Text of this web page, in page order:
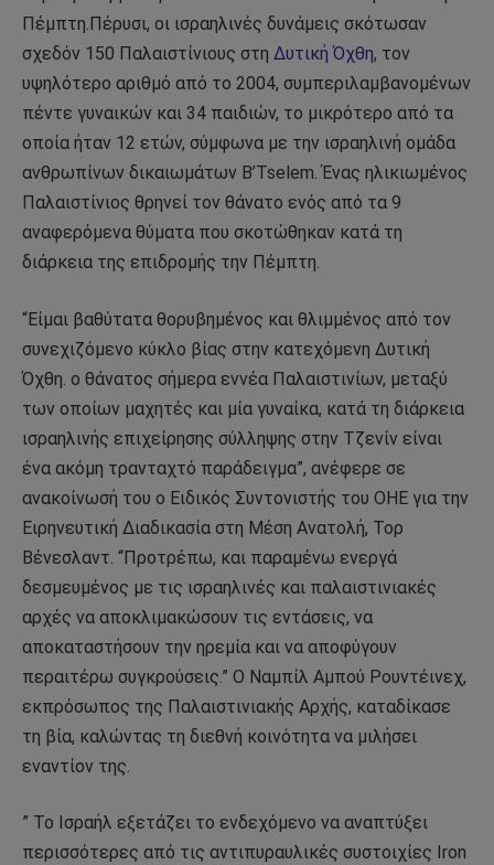
Πέμπτη.Πέρυσι, οι ισραηλινές δυνάμεις σκότωσαν
σχεδόν 150 Παλαιστίνιους στη Δυτική Όχθη, τον
υψηλότερο αριθμό από το 2004, συμπεριλαμβανομένων
πέντε γυναικών και 34 παιδιών, το μικρότερο από τα
οποία ήταν 12 ετών, σύμφωνα με την ισραηλινή ομάδα
ανθρωπίνων δικαιωμάτων B’Tselem. Ένας ηλικιωμένος
Παλαιστίνιος θρηνεί τον θάνατο ενός από τα 9
αναφερόμενα θύματα που σκοτώθηκαν κατά τη
διάρκεια της επιδρομής την Πέμπτη.
“Είμαι βαθύτατα θορυβημένος και θλιμμένος από τον
συνεχιζόμενο κύκλο βίας στην κατεχόμενη Δυτική
Όχθη. ο θάνατος σήμερα εννέα Παλαιστινίων, μεταξύ
των οποίων μαχητές και μία γυναίκα, κατά τη διάρκεια
ισραηλινής επιχείρησης σύλληψης στην Τζενίν είναι
ένα ακόμη τρανταχτό παράδειγμα”, ανέφερε σε
ανακοίνωσή του ο Ειδικός Συντονιστής του ΟΗΕ για την
Ειρηνευτική Διαδικασία στη Μέση Ανατολή, Τορ
Βένεσλαντ. “Προτρέπω, και παραμένω ενεργά
δεσμευμένος με τις ισραηλινές και παλαιστινιακές
αρχές να αποκλιμακώσουν τις εντάσεις, να
αποκαταστήσουν την ηρεμία και να αποφύγουν
περαιτέρω συγκρούσεις.” Ο Ναμπίλ Αμπού Ρουντέινεχ,
εκπρόσωπος της Παλαιστινιακής Αρχής, καταδίκασε
τη βία, καλώντας τη διεθνή κοινότητα να μιλήσει
εναντίον της.
” Το Ισραήλ εξετάζει το ενδεχόμενο να αναπτύξει
περισσότερες από τις αντιπυραυλικές συστοιχίες Iron